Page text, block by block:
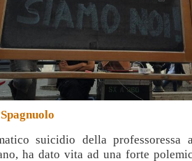
suicidio della professoressa
ha dato vita ad una forte